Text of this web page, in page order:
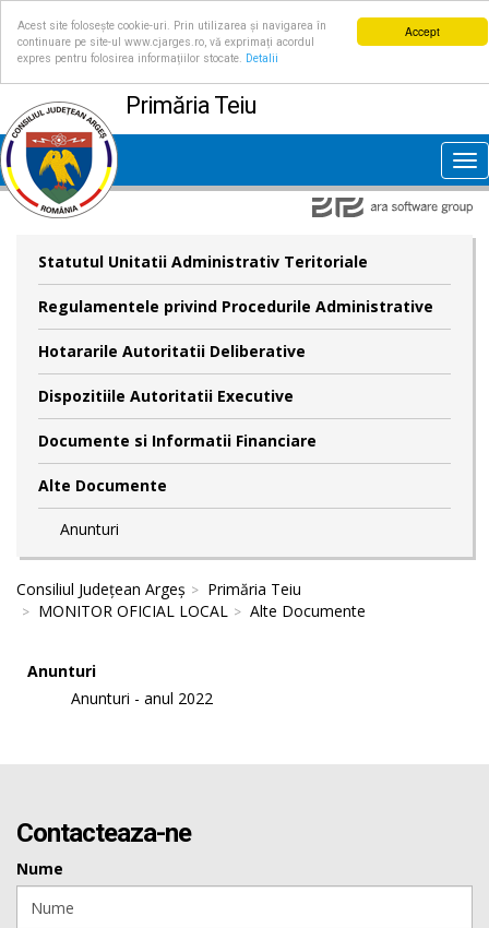
Accept
Acest site folosește cookie-uri. Prin utilizarea și navigarea în
continuare pe site-ul www.cjarges.ro, vă exprimați acordul
expres pentru folosirea informațiilor stocate.
Detalii
Primăria Teiu
Statutul Unitatii Administrativ Teritoriale
Regulamentele privind Procedurile Administrative
Hotararile Autoritatii Deliberative
Dispozitiile Autoritatii Executive
Documente si Informatii Financiare
Alte Documente
Anunturi
Consiliul Județean Argeș
Primăria Teiu
MONITOR OFICIAL LOCAL
Alte Documente
Anunturi
Anunturi - anul 2022
Contacteaza-ne
Nume